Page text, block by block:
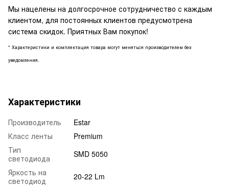
Мы нацелены на долгосрочное сотрудничество с каждым
клиентом, для постоянных клиентов предусмотрена
система скидок. Приятных Вам покупок!
* Характеристики и комплектация товара могут меняться производителем без
уведомления.
Характеристики
Производитель
Estar
Класс ленты
Premium
Тип
светодиода
SMD 5050
Яркость на
светодиод
20-22 Lm